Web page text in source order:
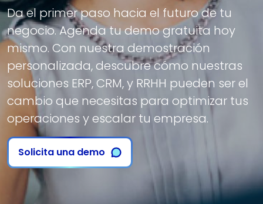
Da el primer paso hacia el futuro de tu
negocio. Agenda tu demo gratuita hoy
mismo. Con nuestra demostración
personalizada, descubre cómo nuestras
soluciones ERP, CRM, y RRHH pueden ser el
cambio que necesitas para optimizar tus
operaciones y escalar tu empresa.
Solicita una demo